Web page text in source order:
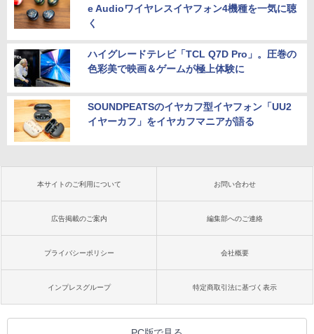
e Audioワイヤレスイヤフォン4機種を一気に聴
く
ハイグレードテレビ「TCL Q7D Pro」。圧巻の
色彩美で映画＆ゲームが極上体験に
SOUNDPEATSのイヤカフ型イヤフォン「UU2
イヤーカフ」をイヤカフマニアが語る
本サイトのご利用について お問い合わせ
広告掲載のご案内 編集部へのご連絡
プライバシーポリシー 会社概要
インプレスグループ 特定商取引法に基づく表示